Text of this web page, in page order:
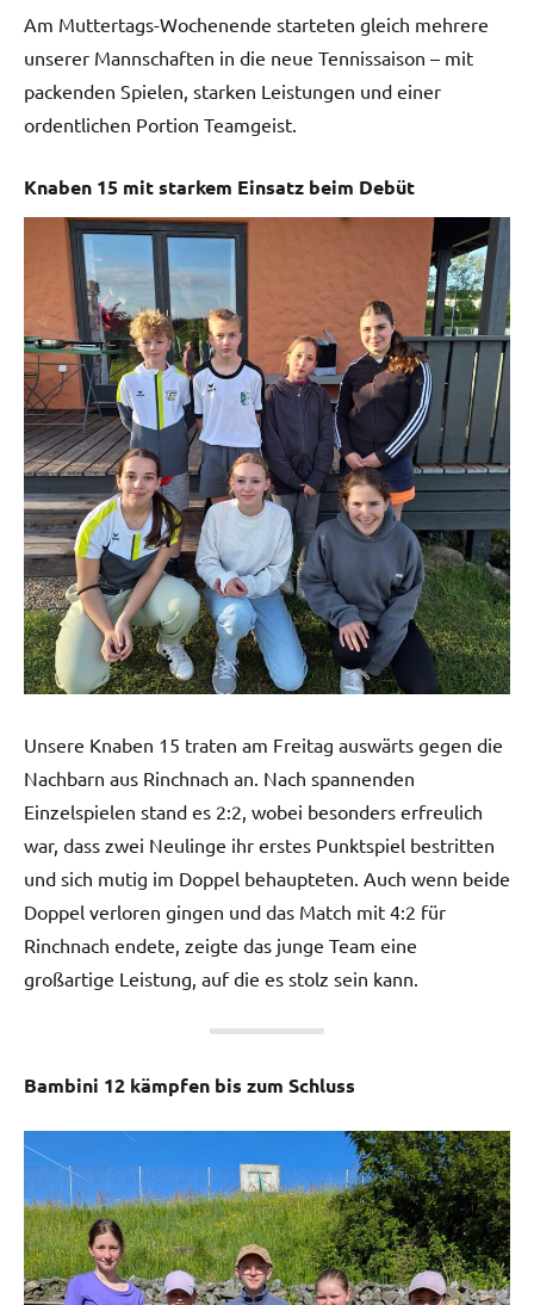
Am Muttertags-Wochenende starteten gleich mehrere
unserer Mannschaften in die neue Tennissaison – mit
packenden Spielen, starken Leistungen und einer
ordentlichen Portion Teamgeist.
Knaben 15 mit starkem Einsatz beim Debüt
Unsere Knaben 15 traten am Freitag auswärts gegen die
Nachbarn aus Rinchnach an. Nach spannenden
Einzelspielen stand es 2:2, wobei besonders erfreulich
war, dass zwei Neulinge ihr erstes Punktspiel bestritten
und sich mutig im Doppel behaupteten. Auch wenn beide
Doppel verloren gingen und das Match mit 4:2 für
Rinchnach endete, zeigte das junge Team eine
großartige Leistung, auf die es stolz sein kann.
Bambini 12 kämpfen bis zum Schluss